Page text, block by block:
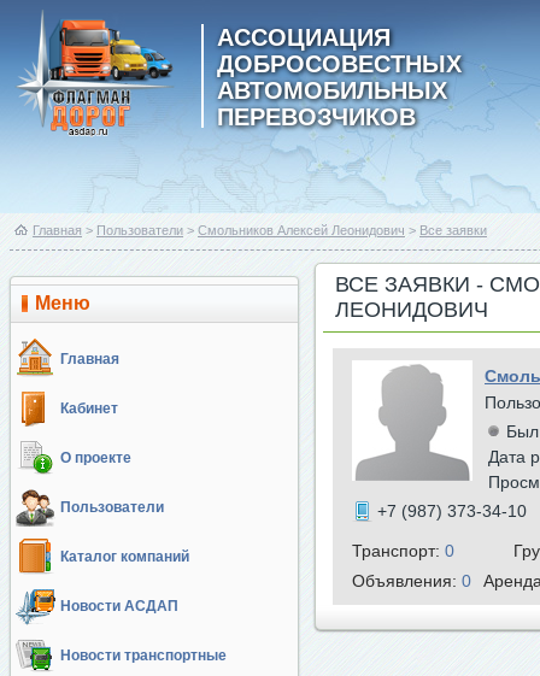
АССОЦИАЦИЯ
ДОБРОСОВЕСТНЫХ
АВТОМОБИЛЬНЫХ
ПЕРЕВОЗЧИКОВ
Главная > Пользователи > Смольников Алексей Леонидович > Все заявки
Меню
Главная
Кабинет
О проекте
Пользователи
Каталог компаний
Новости АСДАП
Новости транспортные
ВСЕ ЗАЯВКИ -
ЛЕОНИДОВИЧ
Был
Дата
+7 (987) 373-34-10
Транспорт: 0
Объявления: 0